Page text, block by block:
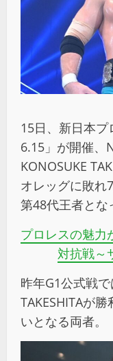
15日、新日本
6.15」が開催、
KONOSUKE
オレッグに敗れ
第48代王者とな
プロレスの魅力
対抗戦～
昨年G1公式戦
TAKESHITAが
いとなる両者。